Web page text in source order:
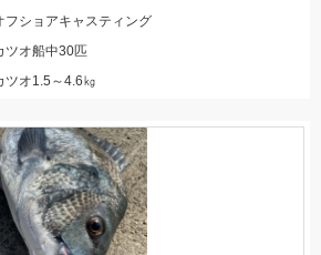
フショアキャスティング
ツオ船中30匹
ツオ1.5～4.6㎏